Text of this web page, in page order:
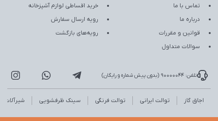
تماس با ما
درباره ما
قوانین و مقررات
سوالات متداول
خرید اقساطی لوازم آشپزخانه
رویه ارسال سفارش
رویه‌های بازگشت
تلفن: 90000044 (بدون پیش شماره و رایگان)
اجاق گاز توالت ایرانی توالت فرنگی سینک ظرفشویی شیرآلات